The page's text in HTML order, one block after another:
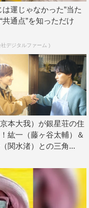
朝日
ので、最初は「ちゃ
不安もありました
メの経験がない方、
スタッフの方と一緒
も挑戦してみよう」
楽しかったです。ス
ましたし、僕自身も
がありました。で
て、「自分ももっと
と感じるなど、いい
りがとうございまし
は運じゃなかった”当た
共通点”を知っただけ
社デジタルファーム )
本大我）が銀星荘の住
紘一（藤ヶ谷太輔）＆
関水渚）との三角...